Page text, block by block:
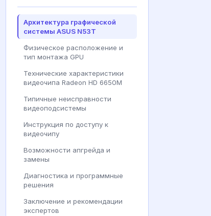
Архитектура графической
системы ASUS N53T
Физическое расположение и
тип монтажа GPU
Технические характеристики
видеочипа Radeon HD 6650M
Типичные неисправности
видеоподсистемы
Инструкция по доступу к
видеочипу
Возможности апгрейда и
замены
Диагностика и программные
решения
Заключение и рекомендации
экспертов